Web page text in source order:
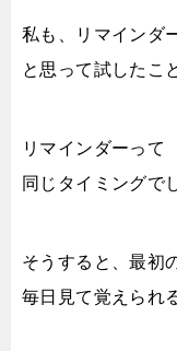
私も、リマインダ
と思って試したこ
リマインダーって
同じタイミングで
そうすると、最初
毎日見て覚えられ